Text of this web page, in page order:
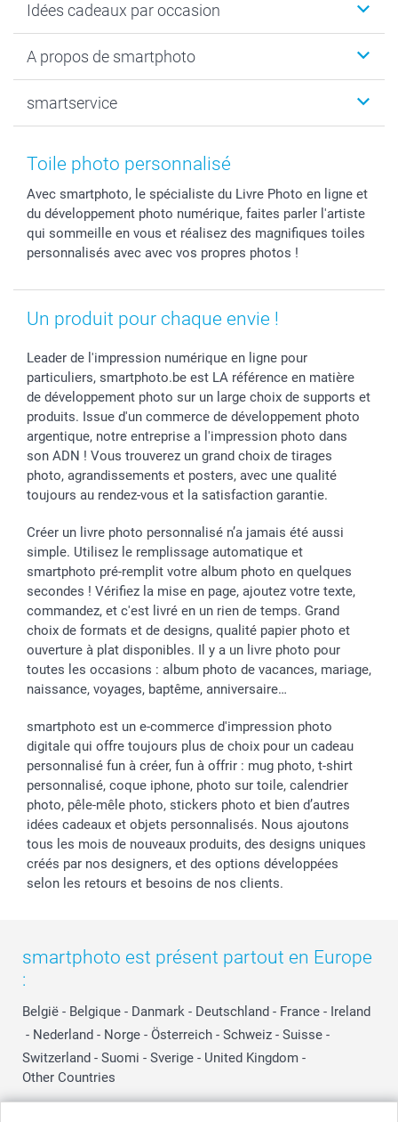
Cadeaux photo
Tirage photo & agrandissement
MyNameBook
Stickers & Etiquettes
Cadres photo, accessoires déco & bonbons
Calendrier photos & Agendas photo
Dénicheur d'idées cadeau
Idées cadeaux par occasion
Anniversaire
Fin d'études
Naissance & baptême
Fête des Pères
Toussaint
Rentrée des classes
Communion
Vacances
A propos de smartphoto
Durabilité
Conditions
Droit de rétraction
Plaintes
Conditions générales
Vie privée
Tarifs
Investisseurs
smartservice
smartgarantie
smartbonus
smartfriends
Modes de paiement
Modes de livraison
Statut de ma commande
Toile photo personnalisé
Avec smartphoto, le spécialiste du Livre Photo en ligne et
du développement photo numérique, faites parler l'artiste
qui sommeille en vous et réalisez des magnifiques toiles
personnalisés avec avec vos propres photos !
Un produit pour chaque envie !
Leader de l'impression numérique en ligne pour
particuliers, smartphoto.be est LA référence en matière
de développement photo sur un large choix de supports et
produits. Issue d'un commerce de développement photo
argentique, notre entreprise a l'impression photo dans
son ADN ! Vous trouverez un grand choix de tirages
photo, agrandissements et posters, avec une qualité
toujours au rendez-vous et la satisfaction garantie.
Créer un livre photo personnalisé n’a jamais été aussi
simple. Utilisez le remplissage automatique et
smartphoto pré-remplit votre album photo en quelques
secondes ! Vérifiez la mise en page, ajoutez votre texte,
commandez, et c'est livré en un rien de temps. Grand
choix de formats et de designs, qualité papier photo et
ouverture à plat disponibles. Il y a un livre photo pour
toutes les occasions : album photo de vacances, mariage,
naissance, voyages, baptême, anniversaire…
smartphoto est un e-commerce d'impression photo
digitale qui offre toujours plus de choix pour un cadeau
personnalisé fun à créer, fun à offrir : mug photo, t-shirt
personnalisé, coque iphone, photo sur toile, calendrier
photo, pêle-mêle photo, stickers photo et bien d’autres
idées cadeaux et objets personnalisés. Nous ajoutons
tous les mois de nouveaux produits, des designs uniques
créés par nos designers, et des options développées
selon les retours et besoins de nos clients.
smartphoto est présent partout en Europe
:
België - Belgique - Danmark - Deutschland - France - Ireland
- Nederland - Norge - Österreich - Schweiz - Suisse -
Switzerland - Suomi - Sverige - United Kingdom -
Other Countries